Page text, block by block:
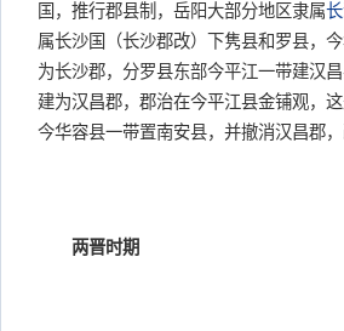
国，推行郡县制，岳阳大部分地区隶属
属长沙国（长沙郡改）下隽县和罗县，
为长沙郡，分罗县东部今平江一带建汉
建为汉昌郡，郡治在今平江县金铺观，
今华容县一带置南安县，并撤消汉昌郡
两晋时期